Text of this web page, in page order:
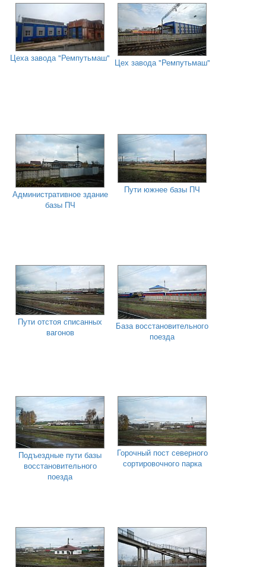
Цеха завода "Ремпутьмаш" Цех завода "Ремпутьмаш"
Административное здание
базы ПЧ
Пути южнее базы ПЧ
Пути отстоя списанных
вагонов
База восстановительного
поезда
Подъездные пути базы
восстановительного
поезда
Горочный пост северного
сортировочного парка